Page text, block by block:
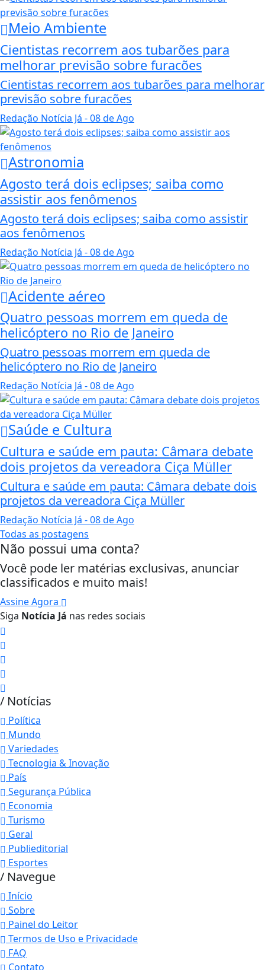
Meio Ambiente
Cientistas recorrem aos tubarões para
melhorar previsão sobre furacões
Cientistas recorrem aos tubarões para melhorar
previsão sobre furacões
Redação Notícia Já - 08 de Ago
Astronomia
Agosto terá dois eclipses; saiba como
assistir aos fenômenos
Agosto terá dois eclipses; saiba como assistir
aos fenômenos
Redação Notícia Já - 08 de Ago
Acidente aéreo
Quatro pessoas morrem em queda de
helicóptero no Rio de Janeiro
Quatro pessoas morrem em queda de
helicóptero no Rio de Janeiro
Redação Notícia Já - 08 de Ago
Saúde e Cultura
Cultura e saúde em pauta: Câmara debate
dois projetos da vereadora Ciça Müller
Cultura e saúde em pauta: Câmara debate dois
projetos da vereadora Ciça Müller
Redação Notícia Já - 08 de Ago
Todas as postagens
Não possui uma conta?
Você pode ler matérias exclusivas, anunciar
classificados e muito mais!
Assine Agora
Siga Notícia Já nas redes sociais
/ Notícias
Política
Mundo
Variedades
Tecnologia & Inovação
País
Segurança Pública
Economia
Turismo
Geral
Publieditorial
Esportes
/ Navegue
Início
Sobre
Painel do Leitor
Termos de Uso e Privacidade
FAQ
Contato